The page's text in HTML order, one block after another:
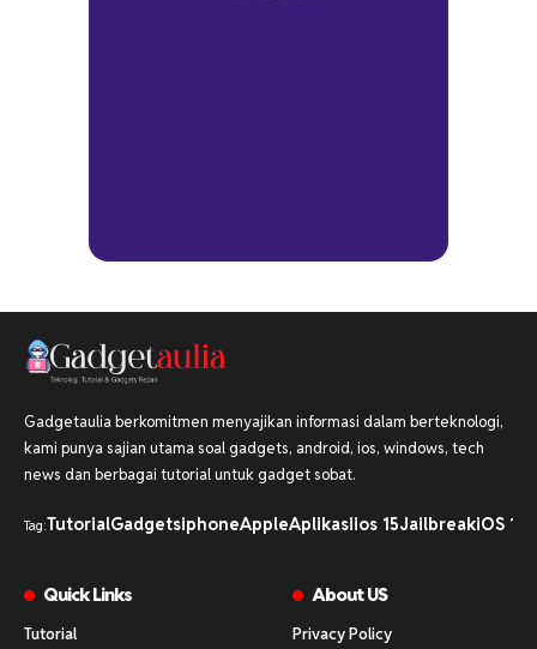
Gadgetaulia berkomitmen menyajikan informasi dalam berteknologi,
kami punya sajian utama soal gadgets, android, ios, windows, tech
news dan berbagai tutorial untuk gadget sobat.
Tag:TutorialGadgetsiphoneAppleAplikasiios 15JailbreakiOS 16
Quick Links
Tutorial
About US
Privacy Policy